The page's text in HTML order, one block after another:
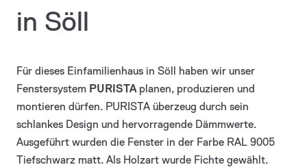
in Söll
Für dieses Einfamilienhaus in Söll haben wir unser
Fenstersystem PURISTA planen, produzieren und
montieren dürfen. PURISTA überzeug durch sein
schlankes Design und hervorragende Dämmwerte.
Ausgeführt wurden die Fenster in der Farbe RAL 9005
Tiefschwarz matt. Als Holzart wurde Fichte gewählt.